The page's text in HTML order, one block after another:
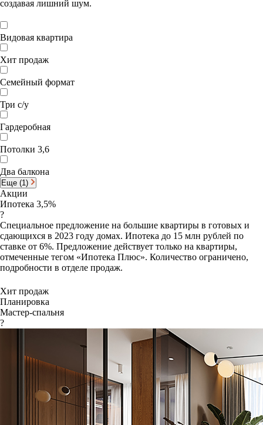
создавая лишний шум.
Видовая квартира
Хит продаж
Семейный формат
Три с/у
Гардеробная
Потолки 3,6
Два балкона
Еще (1)
Акции
Ипотека 3,5%
?
Специальное предложение на большие квартиры в готовых и
сдающихся в 2023 году домах. Ипотека до 15 млн рублей по
ставке от 6%. Предложение действует только на квартиры,
отмеченные тегом «Ипотека Плюс». Количество ограничено,
подробности в отделе продаж.
Хит продаж
Планировка
Мастер-спальня
?